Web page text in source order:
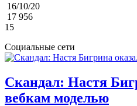
16/10/20
17 956
15
Социальные сети
Скандал: Настя
вебкам моделью